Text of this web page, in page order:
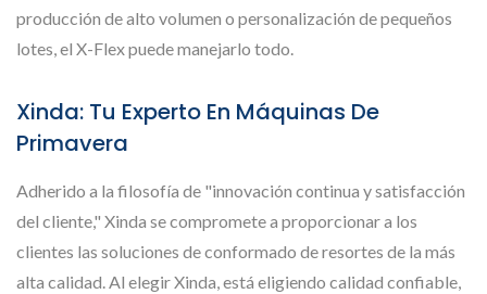
producción de alto volumen o personalización de pequeños
lotes, el X-Flex puede manejarlo todo.
Xinda: Tu Experto En Máquinas De
Primavera
Adherido a la filosofía de "innovación continua y satisfacción
del cliente," Xinda se compromete a proporcionar a los
clientes las soluciones de conformado de resortes de la más
alta calidad. Al elegir Xinda, está eligiendo calidad confiable,